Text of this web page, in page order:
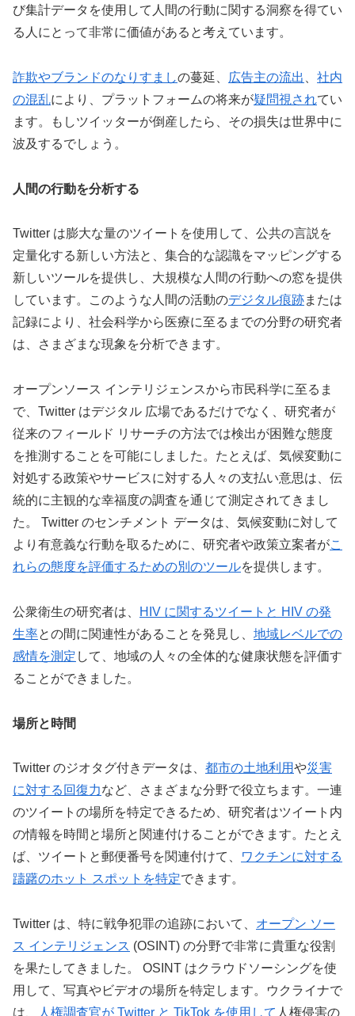
び集計データを使用して人間の行動に関する洞察を得てい
る人にとって非常に価値があると考えています。
詐欺やブランドのなりすましの蔓延、 広告主の流出
社内
の混乱により、プラットフォームの将来が疑問視されてい
ます。もしツイッターが倒産したら、その損失は世界中に
波及するでしょう。
人間の行動を分析する
Twitter は膨大な量のツイートを使用して、公共の言説を
定量化する新しい方法と、集合的な認識をマッピングする
新しいツールを提供し、大規模な人間の行動への窓を提供
しています。このような人間の活動のデジタル痕跡または
記録により、社会科学から医療に至るまでの分野の研究者
は、さまざまな現象を分析できます。
オープンソース インテリジェンスから市民科学に至るま
で、Twitter はデジタル 広場であるだけでなく、研究者が
従来のフィールド リサーチの方法では検出が困難な態度
を推測することを可能にしました。たとえば、気候変動に
対処する政策やサービスに対する人々の支払い意思は、伝
統的に主観的な幸福度の調査を通じて測定されてきまし
た。 Twitter のセンチメント データは、気候変動に対して
より有意義な行動を取るために、研究者や政策立案者がこ
れらの態度を評価するための別のツールを提供します。
公衆衛生の研究者は、
HIV に関するツイートと HIV の発
生率との間に関連性があることを発見し、 地域レベルでの
感情を測定 して、地域の人々の全体的な健康状態を評価す
ることができました。
場所と時間
Twitter のジオタグ付きデータは、 都市の土地利用や災害
に対する回復力など、さまざまな分野で役立ちます。一連
のツイートの場所を特定できるため、研究者はツイート内
の情報を時間と場所と関連付けることができます。たとえ
ば、ツイートと郵便番号を関連付けて、
ワクチンに対する
躊躇のホット スポットを特定できます。
Twitter は、特に戦争犯罪の追跡において、 オープン ソー
ス インテリジェンス (OSINT) の分野で非常に貴重な役割
を果たしてきました。 OSINT はクラウドソーシングを使
用して、写真やビデオの場所を特定します。ウクライナで
は、
人権調査官が Twitter と TikTok を使用して 人権侵害の